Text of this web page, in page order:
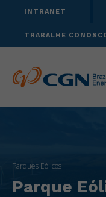
INTRANET
TRABALHE
Parques Eólicos
Parque